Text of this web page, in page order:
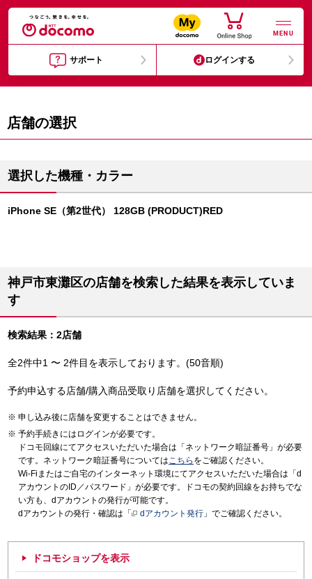
MENU
サポート ログインする
店舗の選択
選択した機種・カラー
iPhone SE（第2世代） 128GB (PRODUCT)RED
神戸市東灘区の店舗を検索した結果を表示していま
す
検索結果：2店舗
全2件中1 〜 2件目を表示しております。(50音順)
予約申込する店舗/購入商品受取り店舗を選択してください。
申し込み後に店舗を変更することはできません。
予約手続きにはログインが必要です。
ドコモ回線にてアクセスいただいた場合は「ネットワーク暗証番号」が必要
です。ネットワーク暗証番号についてはこちら をご確認ください。
Wi-Fiまたはご自宅のインターネット環境にてアクセスいただいた場合は「d
アカウントのID／パスワード」が必要です。ドコモの契約回線をお持ちでな
い方も、dアカウントの発行が可能です。
dアカウントの発行・確認は「
dアカウント発行 」でご確認ください。
ドコモショップを表示